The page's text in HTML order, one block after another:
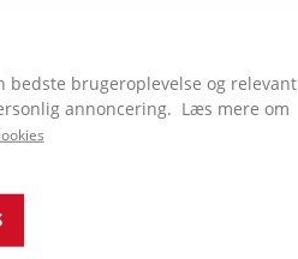
bedste brugeroplevelse og relevant
annoncering. Læs mere om